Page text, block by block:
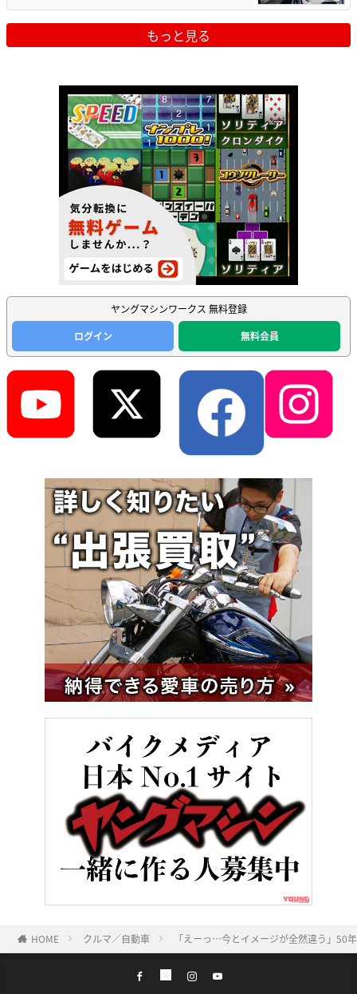
もっと見る
ヤングマシンワークス 無料登録
ログイン
無料会員
HOME クルマ／自動車 「えーっ…今とイメージが全然違う」50